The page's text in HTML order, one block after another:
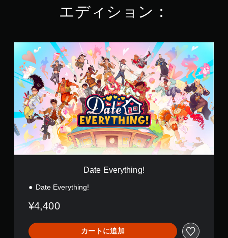
エディション：
e
E
r
y
t
h
i
n
Date Everything!
Date Everything!
¥4,400
カートに追加